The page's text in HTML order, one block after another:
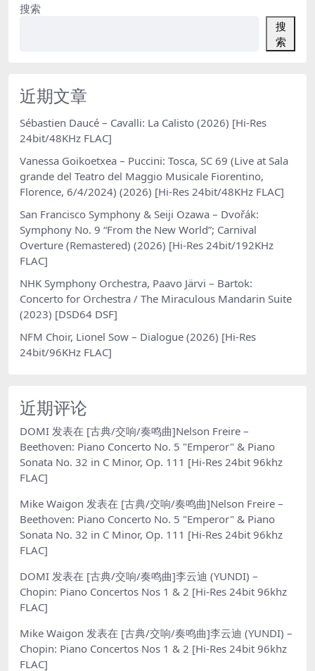
搜索
搜
索
近期文章
Sébastien Daucé – Cavalli: La Calisto (2026) [Hi-Res
24bit/48KHz FLAC]
Vanessa Goikoetxea – Puccini: Tosca, SC 69 (Live at Sala
grande del Teatro del Maggio Musicale Fiorentino,
Florence, 6/4/2024) (2026) [Hi-Res 24bit/48KHz FLAC]
San Francisco Symphony & Seiji Ozawa – Dvořák:
Symphony No. 9 “From the New World”; Carnival
Overture (Remastered) (2026) [Hi-Res 24bit/192KHz
FLAC]
NHK Symphony Orchestra, Paavo Järvi – Bartok:
Concerto for Orchestra / The Miraculous Mandarin Suite
(2023) [DSD64 DSF]
NFM Choir, Lionel Sow – Dialogue (2026) [Hi-Res
24bit/96KHz FLAC]
近期评论
DOMI 发表在 [古典/交响/奏鸣曲]Nelson Freire –
Beethoven: Piano Concerto No. 5 "Emperor" & Piano
Sonata No. 32 in C Minor, Op. 111 [Hi-Res 24bit 96khz
FLAC]
Mike Waigon 发表在 [古典/交响/奏鸣曲]Nelson Freire –
Beethoven: Piano Concerto No. 5 "Emperor" & Piano
Sonata No. 32 in C Minor, Op. 111 [Hi-Res 24bit 96khz
FLAC]
DOMI 发表在 [古典/交响/奏鸣曲]李云迪 (YUNDI) –
Chopin: Piano Concertos Nos 1 & 2 [Hi-Res 24bit 96khz
FLAC]
Mike Waigon 发表在 [古典/交响/奏鸣曲]李云迪 (YUNDI) –
Chopin: Piano Concertos Nos 1 & 2 [Hi-Res 24bit 96khz
FLAC]